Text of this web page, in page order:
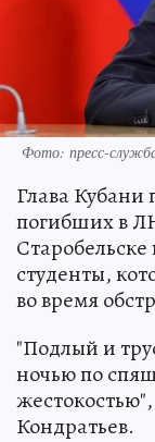
Фото: пресс-
Глава
погибших в
Старобельске
студенты,
во время
"Подлый и
ночью по
Кондратьев.